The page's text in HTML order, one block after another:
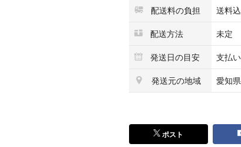
不良品や異なる商品が届いた
品交換またはキャンセルをお
誤って購入された場合は発送
配送料の負担
送料込
配送方法
未定
発送日の目安
支払
発送元の地域
愛知県
ポスト